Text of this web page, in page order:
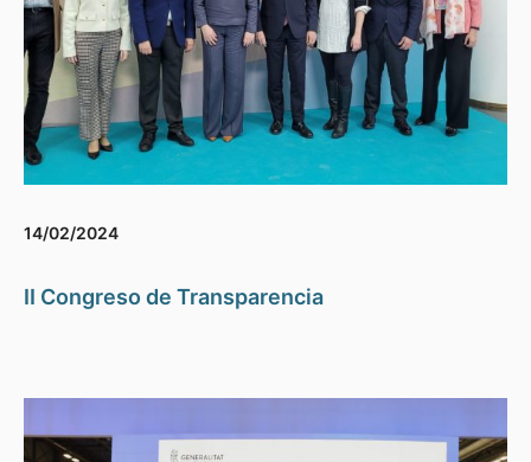
14/02/2024
II Congreso de Transparencia